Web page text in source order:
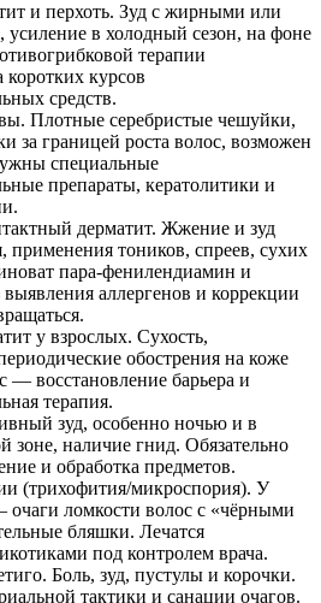
и перхоть. Зуд с жирными или
в холодный сезон, на фоне
терапии
курсов
средств.
Плотные серебристые чешуйки,
за границей роста волос, возможен
специальные
препараты, кератолитики и
дерматит. Жжение и зуд
применения тоников, спреев, сухих
пара-фенилендиамин и
выявления аллергенов и коррекции
у взрослых. Сухость,
обострения на коже
— восстановление барьера и
терапия.
зуд, особенно ночью и в
зоне, наличие гнид. Обязательно
и обработка предметов.
(трихофития/микроспория). У
очаги ломкости волос с «чёрными
бляшки. Лечатся
под контролем врача.
Боль, зуд, пустулы и корочки.
тактики и санации очагов.